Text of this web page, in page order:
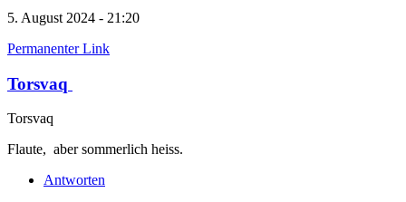
5. August 2024 - 21:20
Permanenter Link
Torsvaq
Torsvaq
Flaute, aber sommerlich heiss.
Antworten